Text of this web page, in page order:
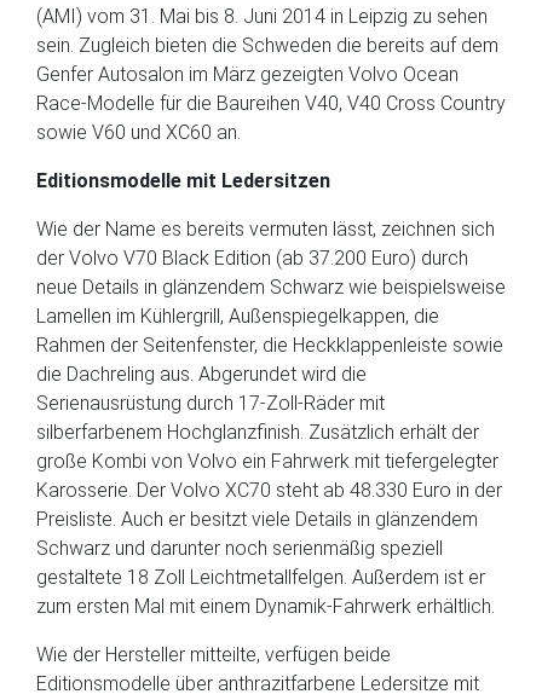
(AMI) vom 31. Mai bis 8. Juni 2014 in Leipzig zu sehen
sein. Zugleich bieten die Schweden die bereits auf dem
Genfer Autosalon im März gezeigten Volvo Ocean
Race-Modelle für die Baureihen V40, V40 Cross Country
sowie V60 und XC60 an.
Editionsmodelle mit Ledersitzen
Wie der Name es bereits vermuten lässt, zeichnen sich
der Volvo V70 Black Edition (ab 37.200 Euro) durch
neue Details in glänzendem Schwarz wie beispielsweise
Lamellen im Kühlergrill, Außenspiegelkappen, die
Rahmen der Seitenfenster, die Heckklappenleiste sowie
die Dachreling aus. Abgerundet wird die
Serienausrüstung durch 17-Zoll-Räder mit
silberfarbenem Hochglanzfinish. Zusätzlich erhält der
große Kombi von Volvo ein Fahrwerk mit tiefergelegter
Karosserie. Der Volvo XC70 steht ab 48.330 Euro in der
Preisliste. Auch er besitzt viele Details in glänzendem
Schwarz und darunter noch serienmäßig speziell
gestaltete 18 Zoll Leichtmetallfelgen. Außerdem ist er
zum ersten Mal mit einem Dynamik-Fahrwerk erhältlich.
Wie der Hersteller mitteilte, verfügen beide
Editionsmodelle über anthrazitfarbene Ledersitze mit